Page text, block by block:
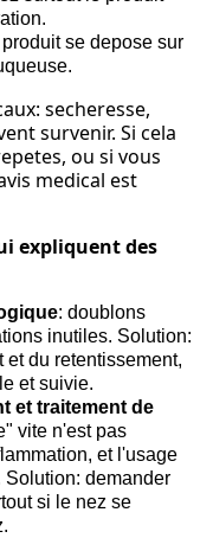
produit se depose sur
secheresse,
survenir. Si cela
ou si vous
medical est
expliquent des
: doublons
inutiles. Solution:
et du retentissement,
et suivie.
et traitement de
vite n'est pas
et l'usage
Solution: demander
si le nez se